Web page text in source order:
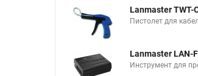
Lanmaster TWT-
Пистолет для
Lanmaster LAN-
Инструмент для